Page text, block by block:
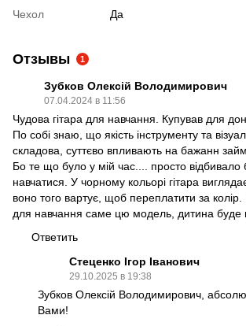
Чехол
Да
Отзывы 1
Зубков Олексій Володимирович
07.04.2024 в 11:56
Чудова гітара для навчання. Купував для
По собі знаю, що якість інструменту та
складова, суттєво впливають на бажанн
Бо те що було у мій час.... просто відбивало
навчатися. У чорному кольорі гітара
воно того вартує, щоб переплатити за
для навчання саме цю модель, дитина буде
Ответить
Стеценко Ігор Іванович
29.10.2025 в 19:38
Зубков Олексій Володимирович,
Вами!